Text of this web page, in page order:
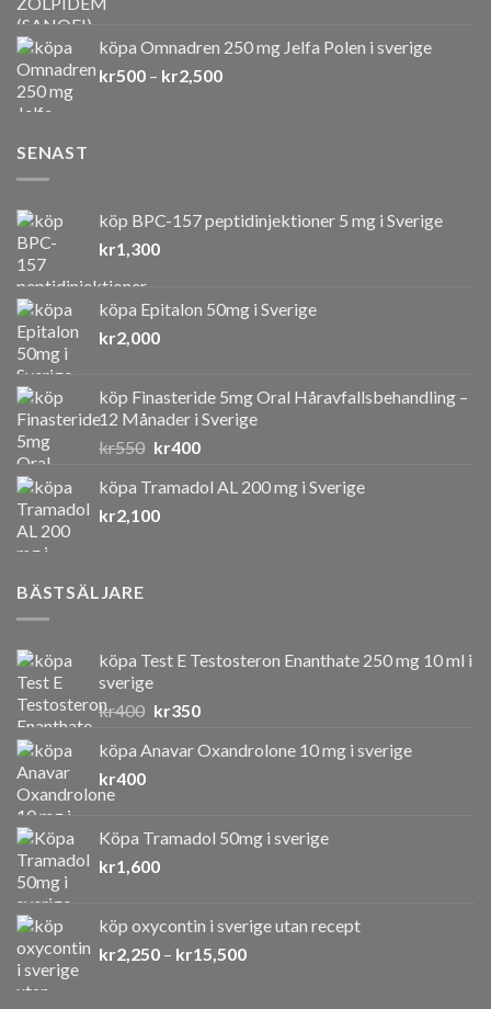
kr3,600
köpa Omnadren 250 mg Jelfa Polen i sverige
kr500 – kr2,500Prisintervall:
SENAST
köp BPC-157 peptidinjektioner 5 mg i Sverige
kr1,300
köpa Epitalon 50mg i Sverige
kr2,000
köp Finasteride 5mg Oral Håravfallsbehandling –
12 Månader i Sverige
kr550 Det
priset
var:
kr400Det
priset
köpa Tramadol AL 200 mg i Sverige
kr2,100
BÄSTSÄLJARE
köpa Test E Testosteron Enanthate 250 mg 10 ml i
sverige
kr400 Det
priset
kr350Det
priset
köpa Anavar Oxandrolone 10 mg i sverige
kr400
Köpa Tramadol 50mg i sverige
kr1,600
köp oxycontin i sverige utan recept
kr2,250 – kr15,500Prisintervall: